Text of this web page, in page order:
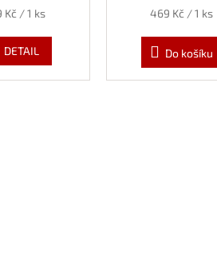
Kč / 1 ks
DETAIL
Měrná
469 Kč / 1 ks
Do košíku